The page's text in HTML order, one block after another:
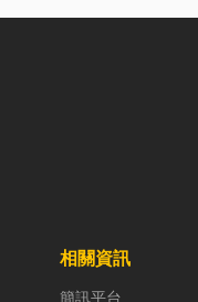
同步規劃空氣
藏最怕潮濕，
相關資訊
簡訊平台